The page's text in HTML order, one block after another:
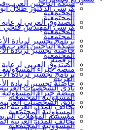
شبكة الباحثين العرب
المجتمعية
الصندوق العربي
المجتمعية
برنامج تجسير لريادة
حاضنة تجسير لريادة
الرقمية
منصة خبراء المسؤولية
العربية
نادي الشخصيات
المسؤولية المجتمعية
تحالف المدن العربية
مؤسسة المؤهلات
المسؤولية المجتمعية
كرسي الدكتور طلال
المجتمعية
كرسي المهندس فتحي
المجتمعية
شبكة الباحثين العرب
المجتمعية
الصندوق العربي
برنامج تجسير لريادة
حاضنة تجسير لريادة
منصة خبراء المسؤولية
نادي الشخصيات العربية
المسؤولية المجتمعية
تحالف المدن العربية